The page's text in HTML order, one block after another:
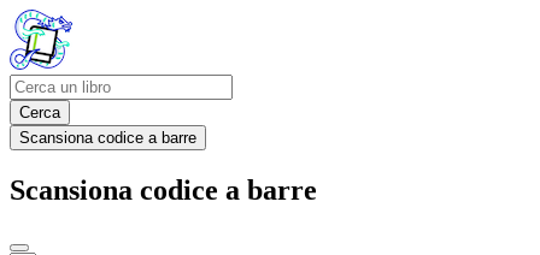
Cerca
Scansiona codice a barre
Scansiona codice a barre